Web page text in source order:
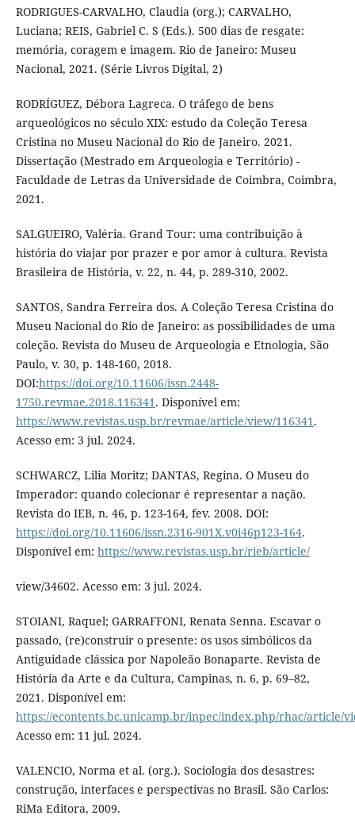
RODRIGUES-CARVALHO, Claudia (org.); CARVALHO,
Luciana; REIS, Gabriel C. S (Eds.). 500 dias de resgate:
memória, coragem e imagem. Rio de Janeiro: Museu
Nacional, 2021. (Série Livros Digital, 2)
RODRÍGUEZ, Débora Lagreca. O tráfego de bens
arqueológicos no século XIX: estudo da Coleção Teresa
Cristina no Museu Nacional do Rio de Janeiro. 2021.
Dissertação (Mestrado em Arqueologia e Território) -
Faculdade de Letras da Universidade de Coimbra, Coimbra,
2021.
SALGUEIRO, Valéria. Grand Tour: uma contribuição à
história do viajar por prazer e por amor à cultura. Revista
Brasileira de História, v. 22, n. 44, p. 289-310, 2002.
SANTOS, Sandra Ferreira dos. A Coleção Teresa Cristina do
Museu Nacional do Rio de Janeiro: as possibilidades de uma
coleção. Revista do Museu de Arqueologia e Etnologia, São
Paulo, v. 30, p. 148-160, 2018.
DOI:https://doi.org/10.11606/issn.2448-
1750.revmae.2018.116341. Disponível em:
https://www.revistas.usp.br/revmae/article/view/116341.
Acesso em: 3 jul. 2024.
SCHWARCZ, Lilia Moritz; DANTAS, Regina. O Museu do
Imperador: quando colecionar é representar a nação.
Revista do IEB, n. 46, p. 123-164, fev. 2008. DOI:
https://doi.org/10.11606/issn.2316-901X.v0i46p123-164.
Disponível em: https://www.revistas.usp.br/rieb/article/
view/34602. Acesso em: 3 jul. 2024.
STOIANI, Raquel; GARRAFFONI, Renata Senna. Escavar o
passado, (re)construir o presente: os usos simbólicos da
Antiguidade clássica por Napoleão Bonaparte. Revista de
História da Arte e da Cultura, Campinas, n. 6, p. 69–82,
2021. Disponível em:
https://econtents.bc.unicamp.br/inpec/index.php/rhac/article/
Acesso em: 11 jul. 2024.
VALENCIO, Norma et al. (org.). Sociologia dos desastres:
construção, interfaces e perspectivas no Brasil. São Carlos:
RiMa Editora, 2009.